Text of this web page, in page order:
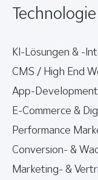
KI-Lösungen & -
CMS / High End
App-Development
E-Commerce &
Performance
Conversion- &
Marketing- &